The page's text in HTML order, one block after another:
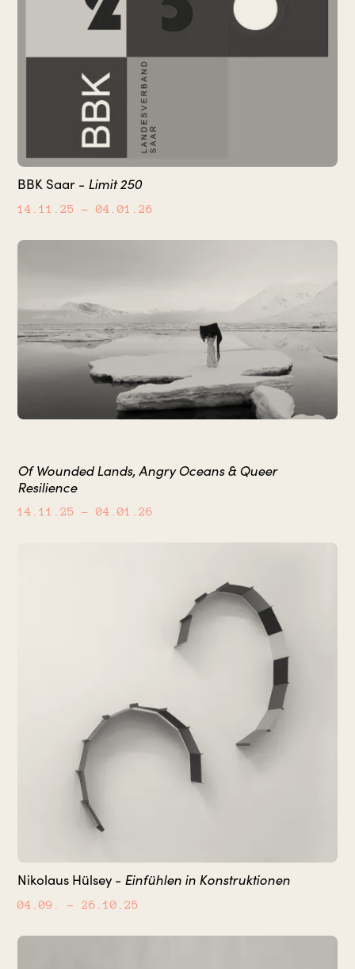
BBK Saar - Limit 250
14.11.25 – 04.01.26
Of Wounded Lands, Angry Oceans & Queer
Resilience
14.11.25 – 04.01.26
Nikolaus Hülsey - Einfühlen in Konstruktionen
04.09. – 26.10.25